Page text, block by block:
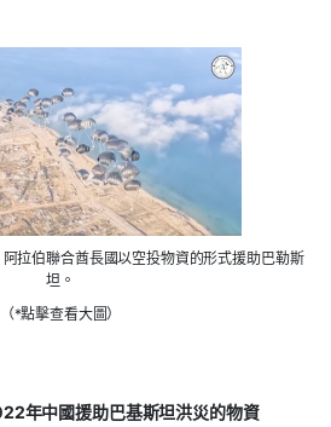
拉伯聯合酋長國以空投物資的形式援助巴勒斯
坦。
（*點擊查看大圖）
年中國援助巴基斯坦洪災的物資